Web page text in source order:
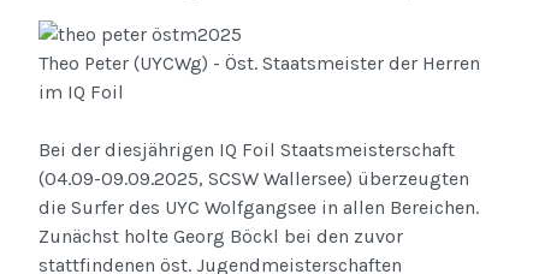
Theo Peter (UYCWg) - Öst. Staatsmeister der Herren
im IQ Foil
Bei der diesjährigen IQ Foil Staatsmeisterschaft
(04.09-09.09.2025, SCSW Wallersee) überzeugten
die Surfer des UYC Wolfgangsee in allen Bereichen.
Zunächst holte Georg Böckl bei den zuvor
stattfindenen öst. Jugendmeisterschaften